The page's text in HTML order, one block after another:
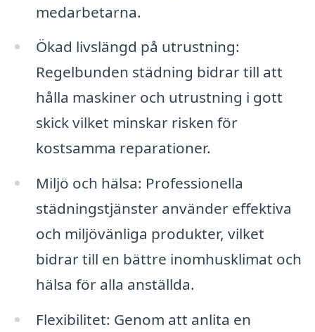
medarbetarna.
Ökad livslängd på utrustning:
Regelbunden städning bidrar till att
hålla maskiner och utrustning i gott
skick vilket minskar risken för
kostsamma reparationer.
Miljö och hälsa: Professionella
städningstjänster använder effektiva
och miljövänliga produkter, vilket
bidrar till en bättre inomhusklimat och
hälsa för alla anställda.
Flexibilitet: Genom att anlita en